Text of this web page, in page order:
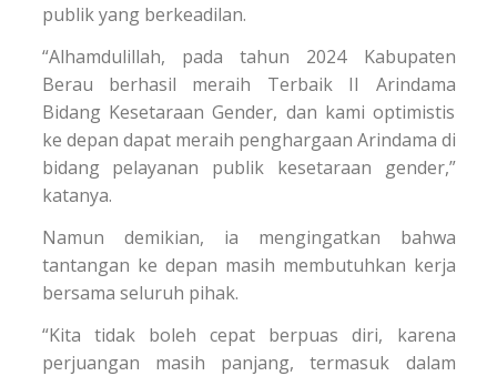
publik yang berkeadilan.
“Alhamdulillah, pada tahun 2024 Kabupaten
Berau berhasil meraih Terbaik II Arindama
Bidang Kesetaraan Gender, dan kami optimistis
ke depan dapat meraih penghargaan Arindama di
bidang pelayanan publik kesetaraan gender,”
katanya.
Namun demikian, ia mengingatkan bahwa
tantangan ke depan masih membutuhkan kerja
bersama seluruh pihak.
“Kita tidak boleh cepat berpuas diri, karena
perjuangan masih panjang, termasuk dalam